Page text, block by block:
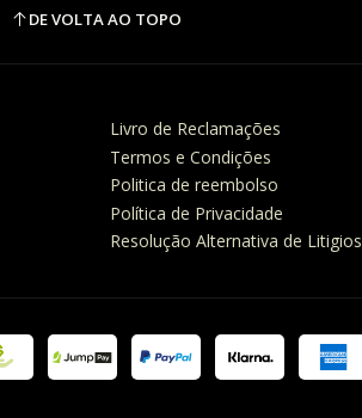
DE VOLTA AO TOPO
Livro de Reclamações
Termos e Condições
Politica de reembolso
Política de Privacidade
Resolução Alternativa de Litigios